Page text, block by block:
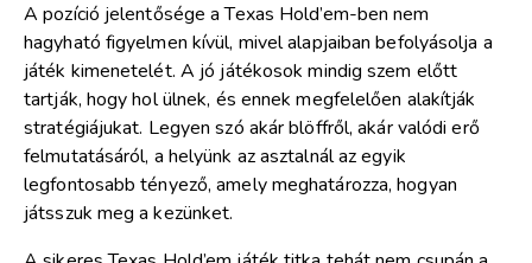
A pozíció jelentősége a Texas Hold’em-ben nem
hagyható figyelmen kívül, mivel alapjaiban befolyásolja a
játék kimenetelét. A jó játékosok mindig szem előtt
tartják, hogy hol ülnek, és ennek megfelelően alakítják
stratégiájukat. Legyen szó akár blöffről, akár valódi erő
felmutatásáról, a helyünk az asztalnál az egyik
legfontosabb tényező, amely meghatározza, hogyan
játsszuk meg a kezünket.